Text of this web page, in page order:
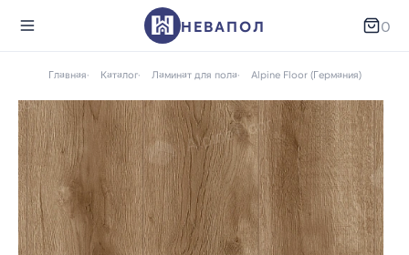
НЕВАПОЛ 0
Главная Каталог Ламинат для пола Alpine Floor (Германия)